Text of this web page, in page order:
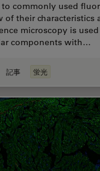
commonly used
of their characteristics
microscopy is
components with…
記事 蛍光